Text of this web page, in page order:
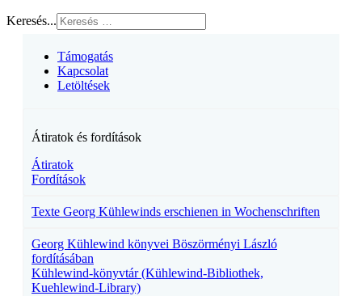
Keresés...
Támogatás
Kapcsolat
Letöltések
Átiratok és fordítások
Átiratok
Fordítások
Texte Georg Kühlewinds erschienen in Wochenschriften
Georg Kühlewind könyvei Böszörményi László
fordításában
Kühlewind-könyvtár (Kühlewind-Bibliothek,
Kuehlewind-Library)